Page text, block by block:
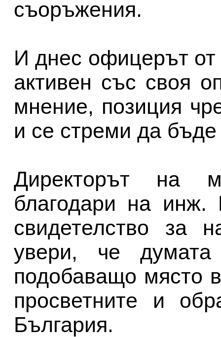
съоръжения.
И днес офицерът
активен със своя
мнение, позиция
и се стреми да
Директорът на
благодари на
свидетелство за
увери, че
подобаващо място
просветните и
България.